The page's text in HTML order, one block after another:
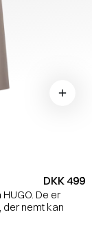
DKK 499
De er
nemt kan